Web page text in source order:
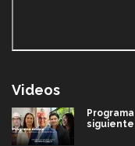
Videos